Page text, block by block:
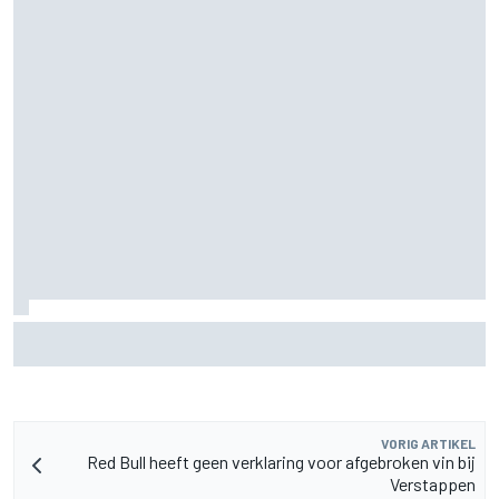
VORIG ARTIKEL
Red Bull heeft geen verklaring voor afgebroken vin bij
Verstappen